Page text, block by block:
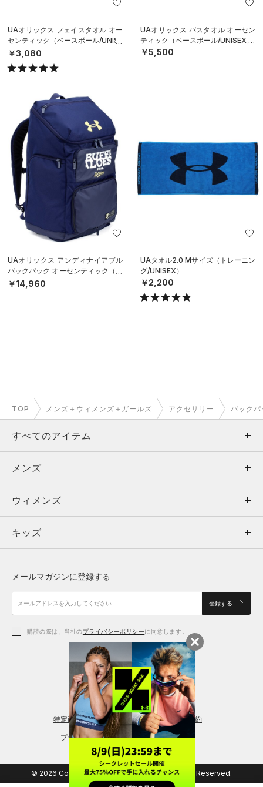
UAオリックス フェイスタオル オー
センティック（ベースボール/UNISE
X）
￥3,080
UAオリックス バスタオル オーセン
ティック（ベースボール/UNISEX）
￥5,500
UAオリックス アンディナイアブル
バックパック オーセンティック（ベ
ースボール/MEN）
￥14,960
UAタオル2.0 Mサイズ（トレーニン
グ/UNISEX）
￥2,200
TOP メンズ＋ウィメンズ＋ガールズ アクセサリー バック
すべてのアイテム
メンズ
ウィメンズ
キッズ
アクセサリー
メンズ
トップス
ボトムス
アクセサリー
ウィメンズ
トップス
シューズ
アクセサリー
レギンス＆タイツ
キッズ
シューズ
メールマガジンに登録する
登録する
購読の際は、当社のプライバシーポリシーに同意します。
特定商取引法に基づく通販の表記 会員規約
プライバシーポリシー
© 2026 Copyright DOME Corporation. All Rights Reserved.